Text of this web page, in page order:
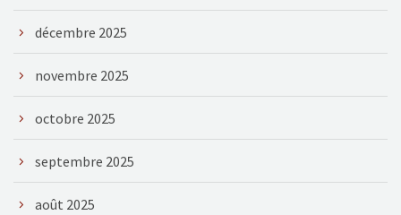
décembre 2025
novembre 2025
octobre 2025
septembre 2025
août 2025